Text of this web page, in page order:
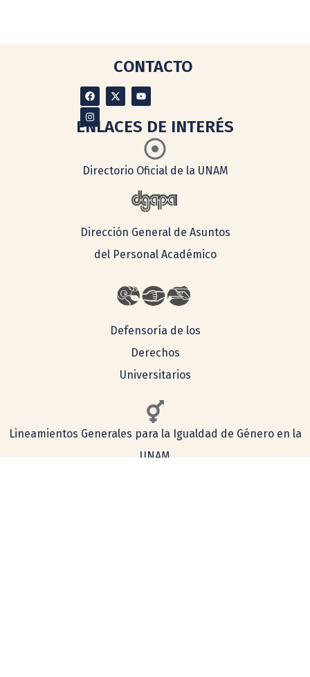
CONTACTO
ENLACES DE INTERÉS
Directorio Oficial de la UNAM
Dirección General de Asuntos
del Personal Académico
Defensoría de los
Derechos
Universitarios
Lineamientos Generales para la Igualdad de Género en la
UNAM